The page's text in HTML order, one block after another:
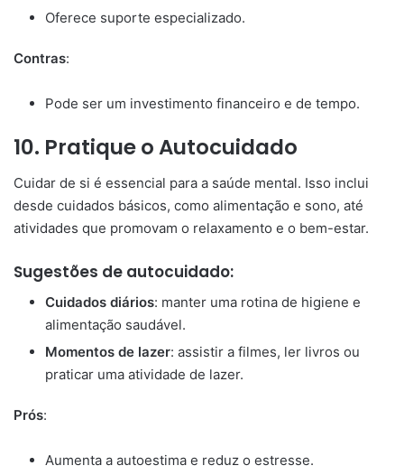
Oferece suporte especializado.
Contras:
Pode ser um investimento financeiro e de tempo.
10. Pratique o Autocuidado
Cuidar de si é essencial para a saúde mental. Isso inclui
desde cuidados básicos, como alimentação e sono, até
atividades que promovam o relaxamento e o bem-estar.
Sugestões de autocuidado:
Cuidados diários: manter uma rotina de higiene e
alimentação saudável.
Momentos de lazer: assistir a filmes, ler livros ou
praticar uma atividade de lazer.
Prós:
Aumenta a autoestima e reduz o estresse.